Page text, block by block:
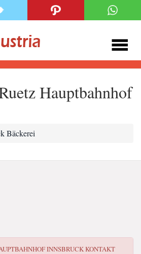
Hauptbahnhof
Bäckerei
INNSBRUCKKONTAKT